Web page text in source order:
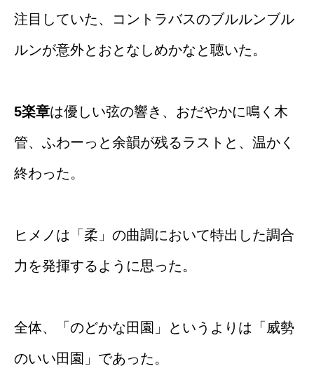
注目していた、コントラバスのブルルンブル
ルンが意外とおとなしめかなと聴いた。
5楽章は優しい弦の響き、おだやかに鳴く木
管、ふわーっと余韻が残るラストと、温かく
終わった。
ヒメノは「柔」の曲調において特出した調合
力を発揮するように思った。
全体、「のどかな田園」というよりは「威勢
のいい田園」であった。